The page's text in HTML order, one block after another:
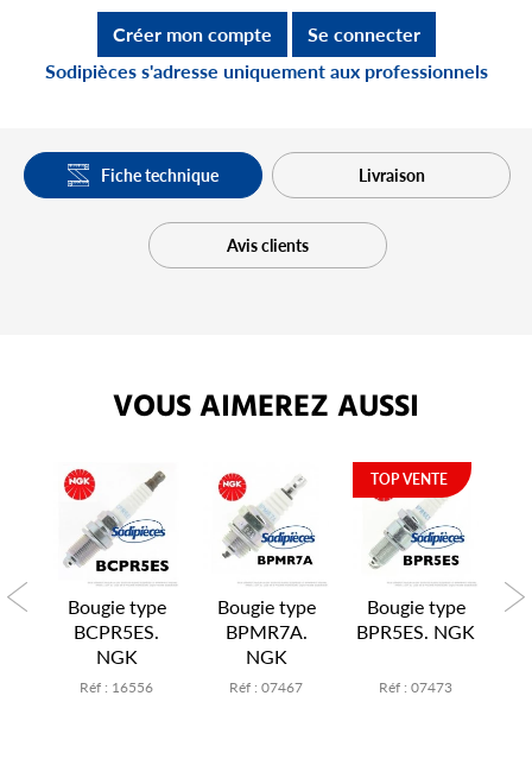
Créer mon compte
Se connecter
Sodipièces s'adresse uniquement aux professionnels
Fiche technique Livraison
Avis clients
VOUS AIMEREZ AUSSI
Bougie type
BCPR5ES.
NGK
Réf : 16556
Bougie type
BPMR7A.
NGK
Réf : 07467
Bougie type
BPR5ES. NGK
Réf : 07473
TOP VENTE